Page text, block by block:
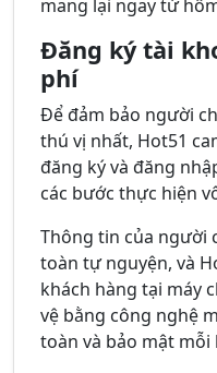
mang lại ngay từ
Đăng ký tài
phí
Để đảm bảo người
thú vị nhất, Hot51
đăng ký và đăng
các bước thực hiện
Thông tin của người
toàn tự nguyện, và
khách hàng tại máy
vệ bằng công nghệ
toàn và bảo mật mỗi